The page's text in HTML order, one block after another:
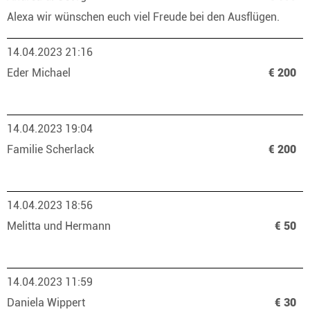
Alexa wir wünschen euch viel Freude bei den Ausflügen.
14.04.2023 21:16
Eder Michael
€ 200
14.04.2023 19:04
Familie Scherlack
€ 200
14.04.2023 18:56
Melitta und Hermann
€ 50
14.04.2023 11:59
Daniela Wippert
€ 30